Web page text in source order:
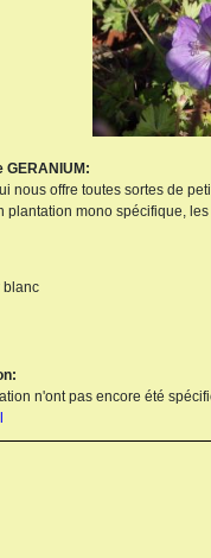
GERANIUM:
nous offre toutes sortes de
plantation mono spécifique,
blanc
n'ont pas encore été